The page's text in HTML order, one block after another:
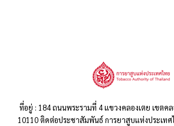
ที่อยู่ : 184 ถนนพระรามที่ 4 แขวงคลองเตย เขตค
10110 ติดต่อประชาสัมพันธ์ การยาสูบแห่งประเทศ